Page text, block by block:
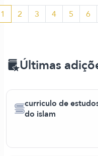
1 2 3 4 5 6
Últimas
curriculo de
do islam